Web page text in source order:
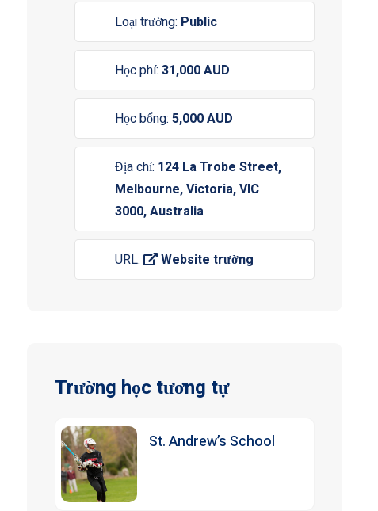
Loại trường: Public
Học phí: 31,000 AUD
Học bổng: 5,000 AUD
Địa chỉ: 124 La Trobe Street,
Melbourne, Victoria, VIC
3000, Australia
URL: Website trường
Trường học tương tự
St. Andrew’s School